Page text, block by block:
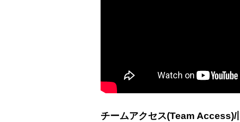
チームアクセス(Team